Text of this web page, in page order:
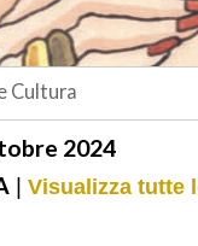
Cultura
2024
| Visualizza tutte